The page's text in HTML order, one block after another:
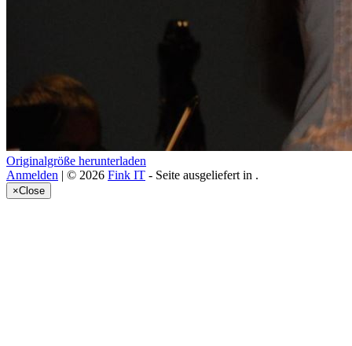
Originalgröße herunterladen
Anmelden | © 2026 Fink IT - Seite ausgeliefert in .
×Close